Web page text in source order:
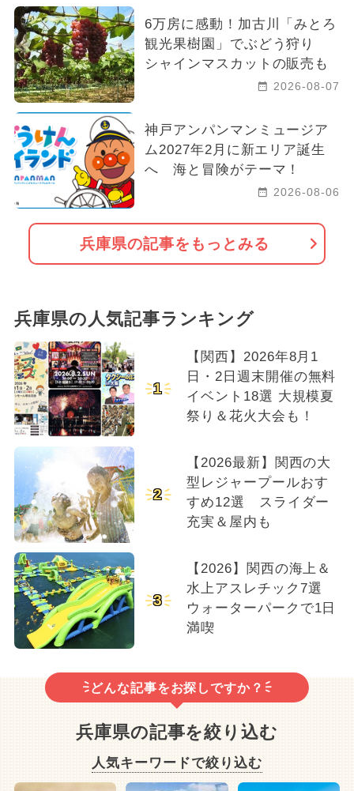
6万房に感動！加古川「みとろ
観光果樹園」でぶどう狩り
シャインマスカットの販売も
2026-08-07
神戸アンパンマンミュージア
ム2027年2月に新エリア誕生
へ 海と冒険がテーマ！
2026-08-06
兵庫県の記事をもっとみる
兵庫県の人気記事ランキング
1
【関西】2026年8月1
日・2日週末開催の無料
イベント18選 大規模夏
祭り＆花火大会も！
2
【2026最新】関西の大
型レジャープールおす
すめ12選 スライダー
充実＆屋内も
3
【2026】関西の海上＆
水上アスレチック7選
ウォーターパークで1日
満喫
どんな記事をお探しですか？
兵庫県の記事を絞り込む
人気キーワードで絞り込む